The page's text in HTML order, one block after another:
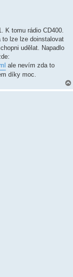
K tomu rádio CD400.
lze lze doinstalovat
udělat. Napadlo
ale nevím zda to
díky moc.